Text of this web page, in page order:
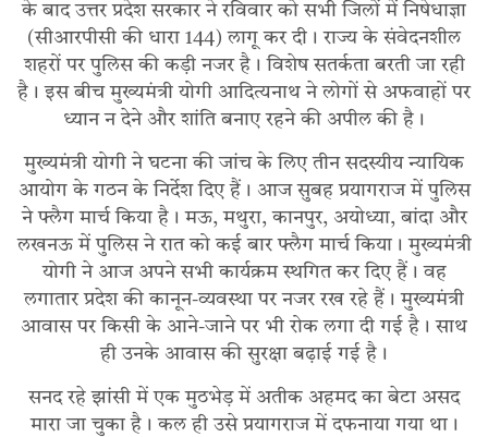
के बाद उत्तर प्रदेश सरकार ने रविवार को सभी जिलों में निषेधाज्ञा
(सीआरपीसी की धारा 144) लागू कर दी। राज्य के संवेदनशील
शहरों पर पुलिस की कड़ी नजर है। विशेष सतर्कता बरती जा रही
है। इस बीच मुख्यमंत्री योगी आदित्यनाथ ने लोगों से अफवाहों पर
ध्यान न देने और शांति बनाए रहने की अपील की है।
मुख्यमंत्री योगी ने घटना की जांच के लिए तीन सदस्यीय न्यायिक
आयोग के गठन के निर्देश दिए हैं। आज सुबह प्रयागराज में पुलिस
ने फ्लैग मार्च किया है। मऊ, मथुरा, कानपुर, अयोध्या, बांदा और
लखनऊ में पुलिस ने रात को कई बार फ्लैग मार्च किया। मुख्यमंत्री
योगी ने आज अपने सभी कार्यक्रम स्थगित कर दिए हैं। वह
लगातार प्रदेश की कानून-व्यवस्था पर नजर रख रहे हैं। मुख्यमंत्री
आवास पर किसी के आने-जाने पर भी रोक लगा दी गई है। साथ
ही उनके आवास की सुरक्षा बढ़ाई गई है।
सनद रहे झांसी में एक मुठभेड़ में अतीक अहमद का बेटा असद
मारा जा चुका है। कल ही उसे प्रयागराज में दफनाया गया था।